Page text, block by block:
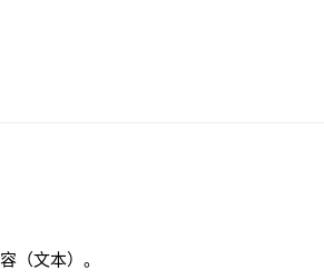
（文本）。